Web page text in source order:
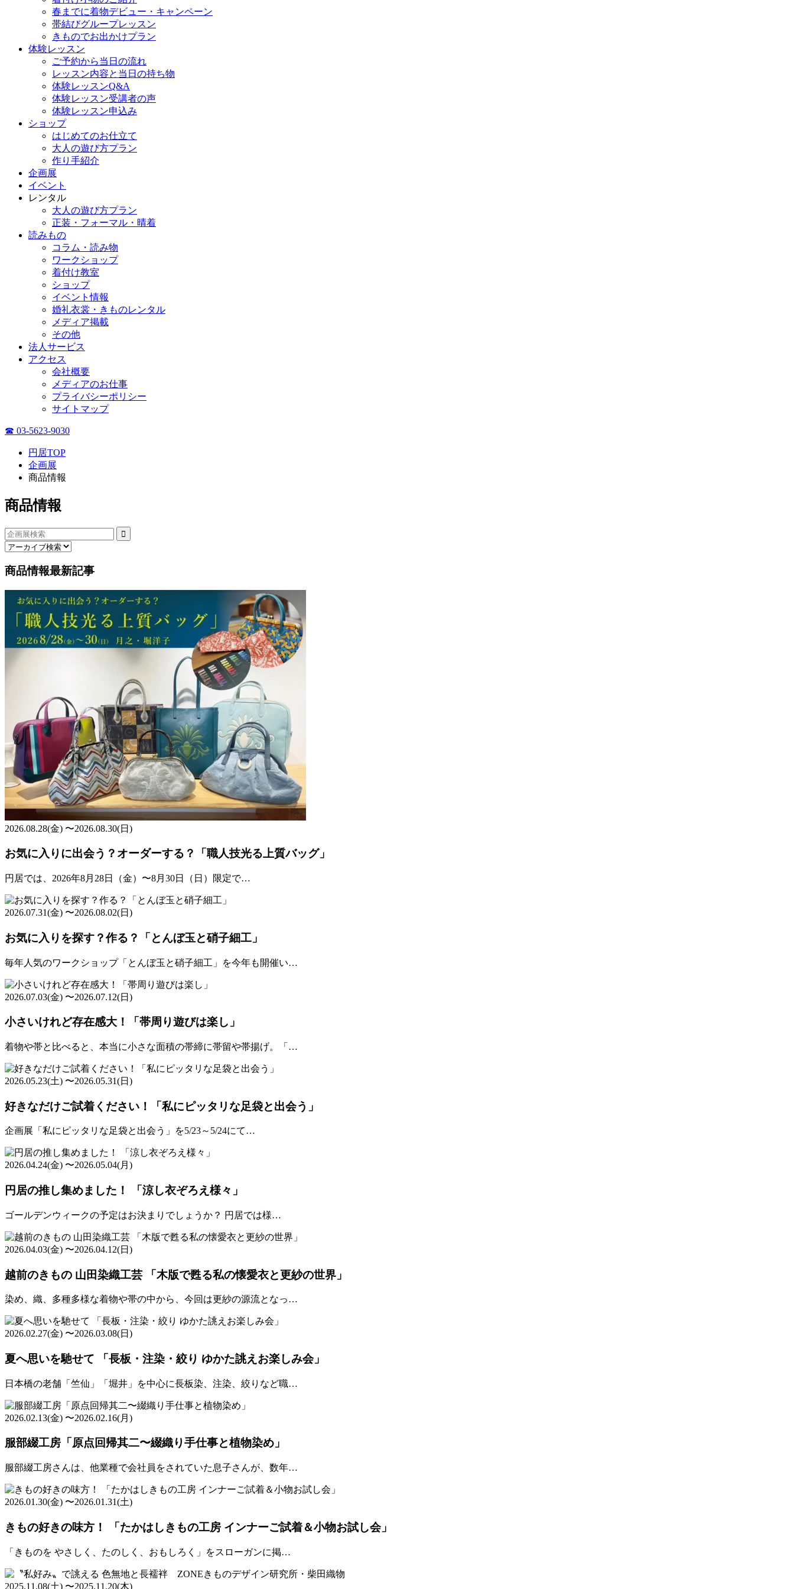
春までに着物デビュー・キャンペーン
帯結びグループレッスン
きものでお出かけプラン
体験レッスン
ご予約から当日の流れ
レッスン内容と当日の持ち物
体験レッスンQ&A
体験レッスン受講者の声
体験レッスン申込み
ショップ
はじめてのお仕立て
大人の遊び方プラン
作り手紹介
企画展
イベント
レンタル
大人の遊び方プラン
正装・フォーマル・晴着
読みもの
コラム・読み物
ワークショップ
着付け教室
ショップ
イベント情報
婚礼衣裳・きものレンタル
メディア掲載
その他
法人サービス
アクセス
会社概要
メディアのお仕事
プライバシーポリシー
サイトマップ
☎ 03-5623-9030
円居TOP
企画展
商品情報
商品情報
商品情報最新記事
2026.08.28(金) 〜2026.08.30(日)
お気に入りに出会う？オーダーする？「職人技光る上質バッグ」
円居では、2026年8月28日（金）〜8月30日（日）限定で…
2026.07.31(金) 〜2026.08.02(日)
お気に入りを探す？作る？「とんぼ玉と硝子細工」
毎年人気のワークショップ「とんぼ玉と硝子細工」を今年も開催い…
2026.07.03(金) 〜2026.07.12(日)
小さいけれど存在感大！「帯周り遊びは楽し」
着物や帯と比べると、本当に小さな面積の帯締に帯留や帯揚げ。「…
2026.05.23(土) 〜2026.05.31(日)
好きなだけご試着ください！「私にピッタリな足袋と出会う」
企画展「私にピッタリな足袋と出会う」を5/23～5/24にて…
2026.04.24(金) 〜2026.05.04(月)
円居の推し集めました！ 「涼し衣ぞろえ様々」
ゴールデンウィークの予定はお決まりでしょうか？ 円居では様…
2026.04.03(金) 〜2026.04.12(日)
越前のきもの 山田染織工芸 「木版で甦る私の懐愛衣と更紗の世界」
染め、織、多種多様な着物や帯の中から、今回は更紗の源流となっ…
2026.02.27(金) 〜2026.03.08(日)
夏へ思いを馳せて 「長板・注染・絞り ゆかた誂えお楽しみ会」
日本橋の老舗「竺仙」「堀井」を中心に長板染、注染、絞りなど職…
2026.02.13(金) 〜2026.02.16(月)
服部綴工房「原点回帰其二〜綴織り手仕事と植物染め」
服部綴工房さんは、他業種で会社員をされていた息子さんが、数年…
2026.01.30(金) 〜2026.01.31(土)
きもの好きの味方！ 「たかはしきもの工房 インナーご試着＆小物お試し会」
「きものを やさしく、たのしく、おもしろく」をスローガンに掲…
2025.11.08(土) 〜2025.11.20(木)